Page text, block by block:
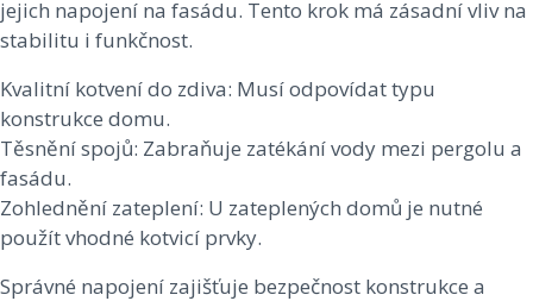
jejich napojení na fasádu. Tento krok má zásadní vliv na
stabilitu i funkčnost.
Kvalitní kotvení do zdiva: Musí odpovídat typu
konstrukce domu.
Těsnění spojů: Zabraňuje zatékání vody mezi pergolu a
fasádu.
Zohlednění zateplení: U zateplených domů je nutné
použít vhodné kotvicí prvky.
Správné napojení zajišťuje bezpečnost konstrukce a